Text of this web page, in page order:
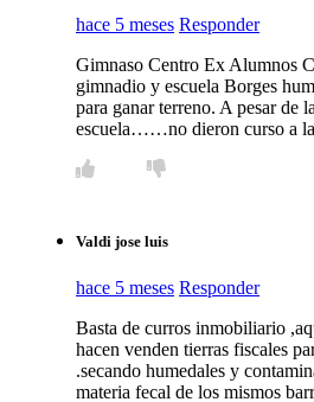
hace 5 meses Responder
Gimnaso Centro Ex Alumnos
gimnadio y escuela Borges
para ganar terreno. A pesar de
escuela……no dieron curso a
Valdi jose luis
hace 5 meses Responder
Basta de curros inmobiliario
hacen venden tierras fiscales
.secando humedales y
materia fecal de los mismos